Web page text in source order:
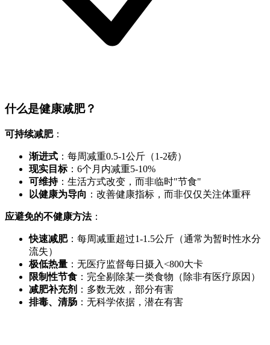
什么是健康减肥？
可持续减肥：
渐进式 ：每周减重0.5-1公斤（1-2磅）
现实目标：6个月内减重5-10%
可维持：生活方式改变，而非临时"节食"
以健康为导向 ：改善健康指标，而非仅仅关注体重秤
应避免的不健康方法：
快速减肥：每周减重超过1-1.5公斤（通常为暂时性水分
流失）
极低热量 ：无医疗监督每日摄入<800大卡
限制性节食 ：完全剔除某一类食物（除非有医疗原因）
减肥补充剂 ：多数无效，部分有害
排毒、清肠 ：无科学依据，潜在有害